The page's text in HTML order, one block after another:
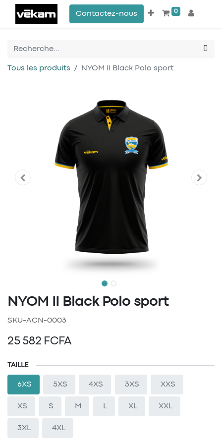
0
Contactez-nous
Tous les produits NYOM II Black Polo sport
NYOM II Black Polo sport
SKU-ACN-0003
25 582 FCFA
TAILLE
6XS 5XS 4XS 3XS XXS
XS S M L XL XXL
3XL 4XL